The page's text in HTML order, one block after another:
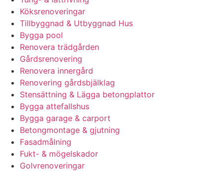
Köksrenoveringar
Tillbyggnad & Utbyggnad Hus
Bygga pool
Renovera trädgården
Gårdsrenovering
Renovera innergård
Renovering gårdsbjälklag
Stensättning & Lägga betongplattor
Bygga attefallshus
Bygga garage & carport
Betongmontage & gjutning
Fasadmålning
Fukt- & mögelskador
Golvrenoveringar